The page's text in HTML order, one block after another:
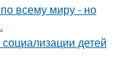
всему миру - но
детей